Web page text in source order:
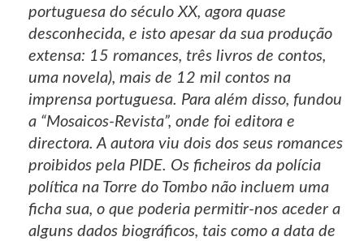
portuguesa do século XX, agora quase
desconhecida, e isto apesar da sua produção
extensa: 15 romances, três livros de contos,
uma novela), mais de 12 mil contos na
imprensa portuguesa. Para além disso, fundou
a “Mosaicos-Revista”, onde foi editora e
directora. A autora viu dois dos seus romances
proibidos pela PIDE. Os ficheiros da polícia
política na Torre do Tombo não incluem uma
ficha sua, o que poderia permitir-nos aceder a
alguns dados biográficos, tais como a data de